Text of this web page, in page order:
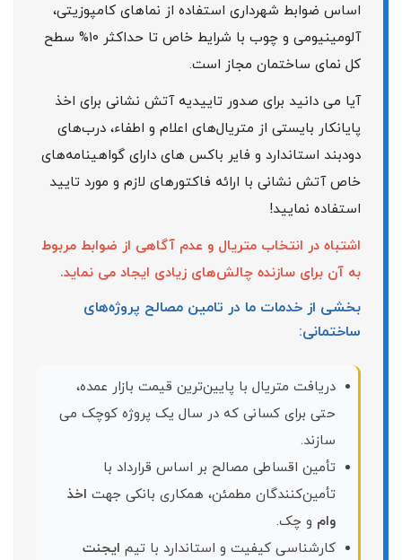
اساس ضوابط شهرداری استفاده از نماهای کامپوزیتی،
آلومینیومی و چوب با شرایط خاص تا حداکثر ۱۰% سطح
کل نمای ساختمان مجاز است.
آیا می دانید برای صدور تاییدیه آتش نشانی برای اخذ
پایانکار بایستی از متریال‌های اعلام و اطفاء، درب‌های
دودبند استاندارد و فایر باکس های دارای گواهینامه‌های
خاص آتش نشانی با ارائه فاکتورهای لازم و مورد تایید
استفاده نمایید!
اشتباه در انتخاب متریال و عدم آگاهی از ضوابط مربوط
به آن برای سازنده چالش‌های زیادی ایجاد می نماید.
بخشی از خدمات ما در تامین مصالح پروژه‌های
ساختمانی:
دریافت متریال با پایین‌ترین قیمت بازار عمده،
حتی برای کسانی که در سال یک پروژه کوچک می
سازند.
تأمین اقساطی مصالح بر اساس قرارداد با
تأمین‌کنندگان مطمئن، همکاری بانکی جهت اخذ
وام و چک.
کارشناسی کیفیت و استاندارد با تیم ایجنت